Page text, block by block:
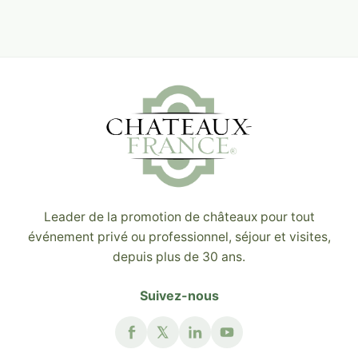
Leader de la promotion de châteaux pour tout
événement privé ou professionnel, séjour et visites,
depuis plus de 30 ans.
Suivez-nous